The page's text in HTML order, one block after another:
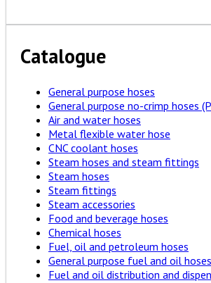
Catalogue
General purpose hoses
General purpose no-crimp hoses
Air and water hoses
Metal flexible water hose
CNC coolant hoses
Steam hoses and steam fittings
Steam hoses
Steam fittings
Steam accessories
Food and beverage hoses
Chemical hoses
Fuel, oil and petroleum hoses
General purpose fuel and oil hoses
Fuel and oil distribution and